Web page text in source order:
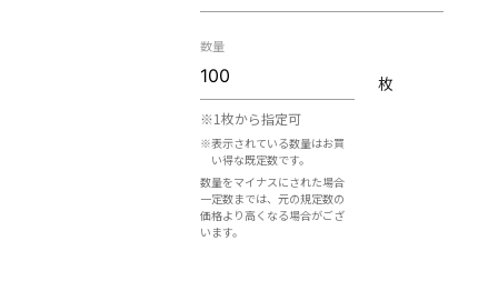
数量
※1枚から指定可
※表示されている数量はお買
い得な既定数です。
数量をマイナスにされた場合
一定数までは、元の規定数の
価格より高くなる場合がござ
います。
枚